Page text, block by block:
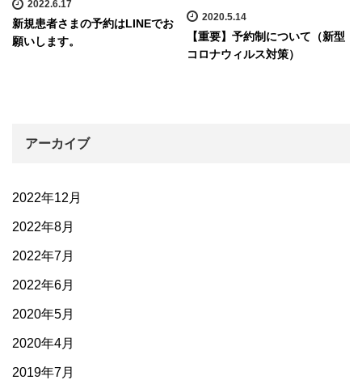
2022.6.17
新規患者さまの予約はLINEでお
願いします。
2020.5.14
【重要】予約制について（新型
コロナウィルス対策）
アーカイブ
2022年12月
2022年8月
2022年7月
2022年6月
2020年5月
2020年4月
2019年7月